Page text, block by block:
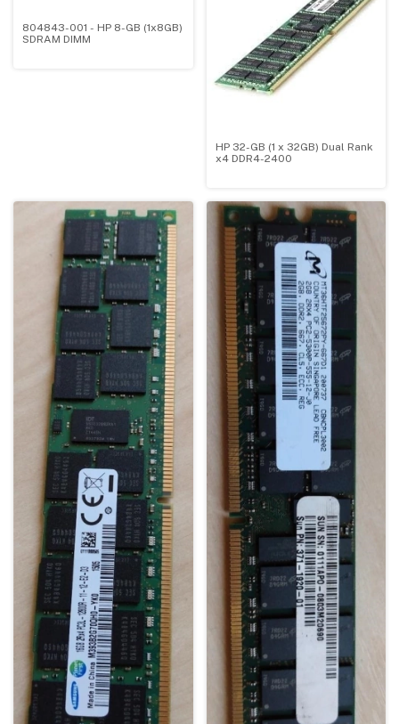
804843-001 - HP 8-GB (1x8GB)
SDRAM DIMM
HP 32-GB (1 x 32GB) Dual Rank
x4 DDR4-2400